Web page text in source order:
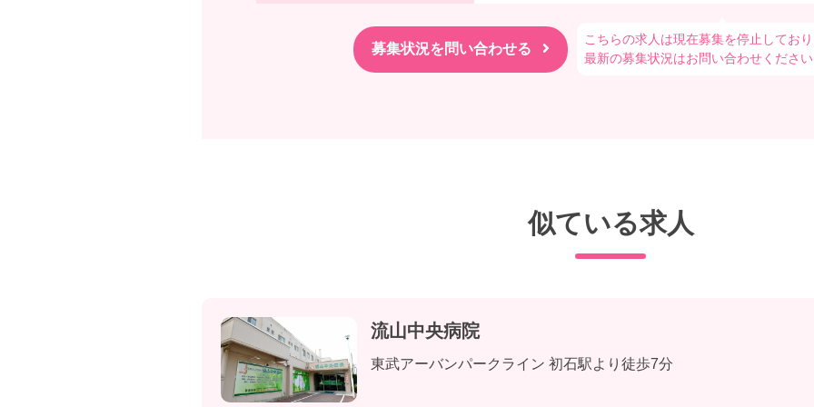
こちらの求人は現在募集を停止しており
最新の募集状況はお問い合わせください
似ている求人
流山中央病院
東武アーバンパークライン 初石駅より徒歩7分